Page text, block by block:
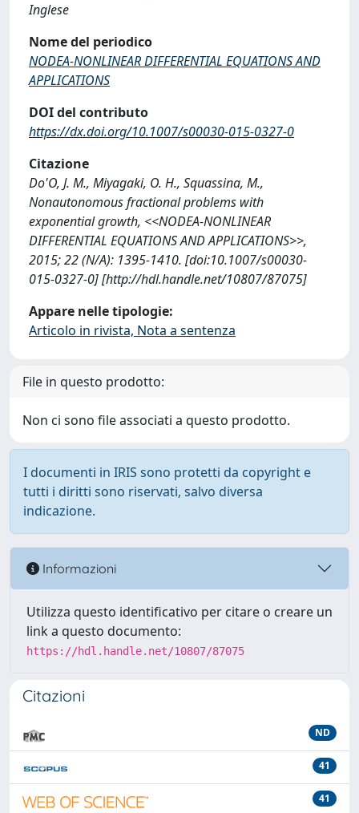
Inglese
Nome del periodico
NODEA-NONLINEAR DIFFERENTIAL EQUATIONS AND
APPLICATIONS
DOI del contributo
https://dx.doi.org/10.1007/s00030-015-0327-0
Citazione
Do'O, J. M., Miyagaki, O. H., Squassina, M.,
Nonautonomous fractional problems with
exponential growth, <<NODEA-NONLINEAR
DIFFERENTIAL EQUATIONS AND APPLICATIONS>>,
2015; 22 (N/A): 1395-1410. [doi:10.1007/s00030-
015-0327-0] [http://hdl.handle.net/10807/87075]
Appare nelle tipologie:
Articolo in rivista, Nota a sentenza
File in questo prodotto:
Non ci sono file associati a questo prodotto.
I documenti in IRIS sono protetti da copyright e
tutti i diritti sono riservati, salvo diversa
indicazione.
Informazioni
Utilizza questo identificativo per citare o creare un
link a questo documento:
https://hdl.handle.net/10807/87075
Citazioni
ND
41
41